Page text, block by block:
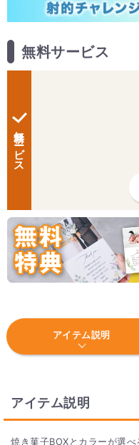
無料サービス
無料サービス
アイテム説明
アイテム説明
焼き菓子BOXとカラーが選べ